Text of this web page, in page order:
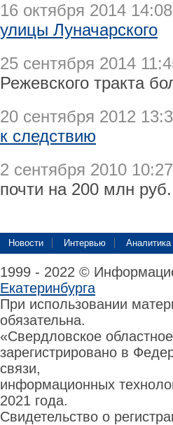
16 октября 2014 14:08
улицы Луначарского
25 сентября 2014
Режевского тракта
20 сентября 2012
к следствию
2 сентября 2010 10:27
почти на 200 млн руб.
Новости Интервью Аналитика
1999 - 2022 ©
Екатеринбурга
При использовании
обязательна.
«Свердловское
зарегистрировано в
связи,
информационных
2021 года.
Свидетельство о